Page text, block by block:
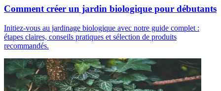
Comment créer un jardin biologique pour débutants
Initiez-vous au jardinage biologique avec notre guide complet :
étapes claires, conseils pratiques et sélection de produits
recommandés.